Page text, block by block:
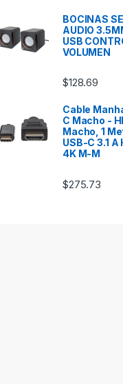
BOCINAS
AUDIO
USB
VOLUMEN
$128.69
Cable
C Macho -
Macho, 1
USB-C 3.1 A
4K M-M
$275.73